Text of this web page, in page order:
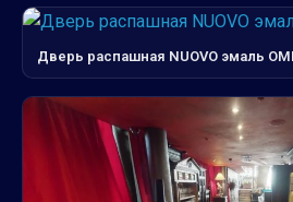
Дверь распашная NUOVO эмаль